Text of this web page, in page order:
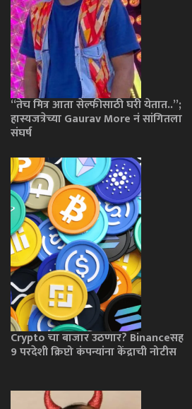
“तेच मित्र आता सेल्फीसाठी घरी येतात..”;
हास्यजत्रेच्या Gaurav More नं सांगितला
संघर्ष
Crypto चा बाजार उठणार? Binanceसह
9 परदेशी क्रिप्टो कंपन्यांना केंद्राची नोटीस